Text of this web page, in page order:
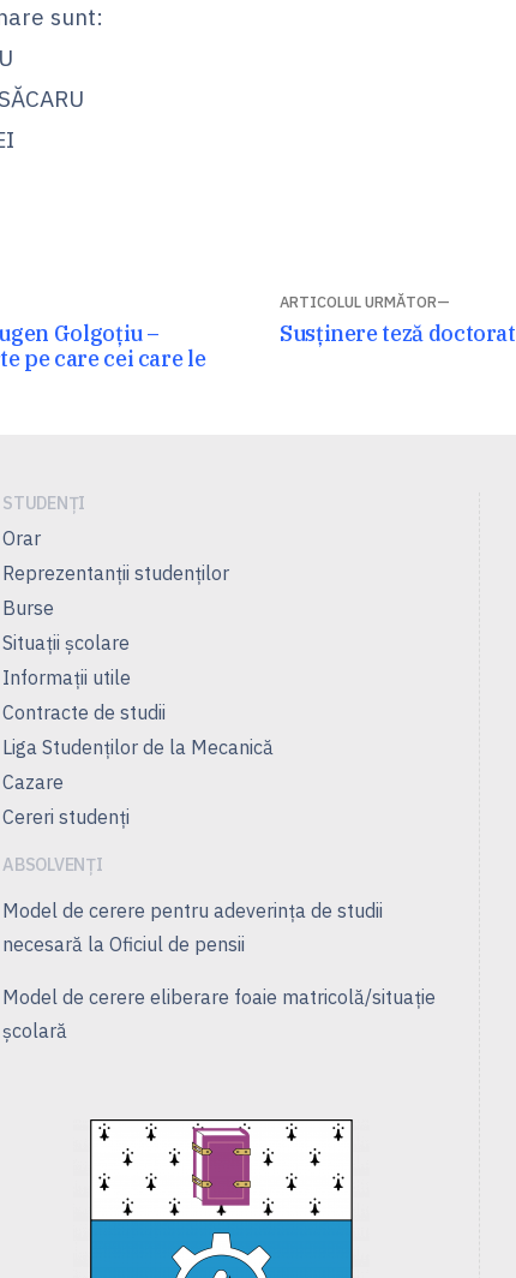
sunt:
Golgoţiu –
pe care cei care le
ARTICOLUL URMĂTOR
Articolul
Susținere teză
STUDENȚI
Orar
Reprezentanţii studenţilor
Burse
Situații școlare
Informații utile
Contracte de studii
Liga Studenţilor de la Mecanică
Cazare
Cereri studenți
ABSOLVENȚI
Model de cerere pentru adeverința de studii
necesară la Oficiul de pensii
Model de cerere eliberare foaie matricolă/situație
școlară